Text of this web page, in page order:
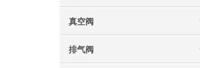
真空阀
排气阀